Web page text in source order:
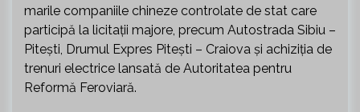
marile companiile chineze controlate de stat care
participă la licitații majore, precum Autostrada Sibiu –
Pitești, Drumul Expres Pitești – Craiova și achiziția de
trenuri electrice lansată de Autoritatea pentru
Reformă Feroviară.